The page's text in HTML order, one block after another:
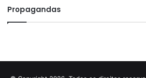
Propagandas